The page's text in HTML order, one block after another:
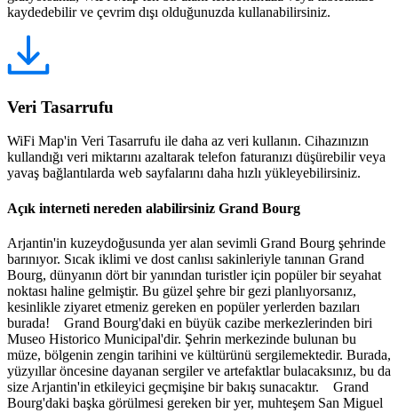
kaydedebilir ve çevrim dışı olduğunuzda kullanabilirsiniz.
Veri Tasarrufu
WiFi Map'in Veri Tasarrufu ile daha az veri kullanın. Cihazınızın
kullandığı veri miktarını azaltarak telefon faturanızı düşürebilir veya
yavaş bağlantılarda web sayfalarını daha hızlı yükleyebilirsiniz.
Açık interneti nereden alabilirsiniz Grand Bourg
Arjantin'in kuzeydoğusunda yer alan sevimli Grand Bourg şehrinde
barınıyor. Sıcak iklimi ve dost canlısı sakinleriyle tanınan Grand
Bourg, dünyanın dört bir yanından turistler için popüler bir seyahat
noktası haline gelmiştir. Bu güzel şehre bir gezi planlıyorsanız,
kesinlikle ziyaret etmeniz gereken en popüler yerlerden bazıları
burada! Grand Bourg'daki en büyük cazibe merkezlerinden biri
Museo Historico Municipal'dir. Şehrin merkezinde bulunan bu
müze, bölgenin zengin tarihini ve kültürünü sergilemektedir. Burada,
yüzyıllar öncesine dayanan sergiler ve artefaktlar bulacaksınız, bu da
size Arjantin'in etkileyici geçmişine bir bakış sunacaktır. Grand
Bourg'daki başka görülmesi gereken bir yer, muhteşem San Miguel